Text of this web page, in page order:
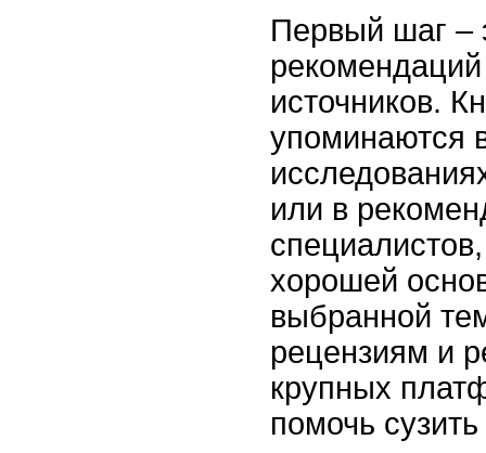
Первый шаг –
рекомендаций
источников.
упоминаются
или в
хорошей
выбранной
рецензиям и
крупных
помочь